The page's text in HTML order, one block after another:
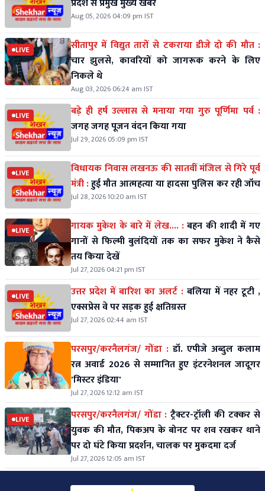
Aug 05, 2026 04:09 pm IST
LIVE
सीतापुर में विद्युत तारों से टकराया डीजे दो की मौत :
चार झुलसे, कावरियों को जागरूक करने के लिए
निकले थे
Aug 03, 2026 06:24 am IST
LIVE
बड़े ही हर्ष उल्लास से मनाया गया गुरु पूर्णिमा पर्व :
जगह जगह पूजन वंदन किया गया
Jul 29, 2026 05:09 pm IST
LIVE
विधायक निवास लखनऊ की सातवीं मंजिल से गिरे पूर्व
मंत्री :हुई मौत आत्महत्या या हादसा पुलिस कर रही जॉच
Jul 28, 2026 10:20 am IST
LIVE गायक मुकेश के बारे में लेख.... :बहन की शादी में गए
गानों से फिल्मी बुलंदियों तक का सफर मुकेश ने कैसे
तय किया देखें
Jul 27, 2026 04:21 pm IST
LIVE उत्तर प्रदेश में बारिश का अलर्ट : बलिया में नहर टूटी ,
एक्सप्रेस वे पर सड़क हुई क्षतिग्रस्त
Jul 27, 2026 02:44 am IST
परसपुर/करनैलगंज/ गोंडा : डॉ. एपीजे अब्दुल कलाम
रत्न अवार्ड 2026 से सम्मानित हुए इंटरनेशनल जादूगर
'मिस्टर इंडिया'
Jul 27, 2026 12:12 am IST
LIVE परसपुर/करनैलगंज/ गोंडा : ट्रैक्टर-ट्रॉली की टक्कर से
युवक की मौत, पिकअप के बोनट पर शव रखकर थाने
पर दो घंटे किया प्रदर्शन, चालक पर मुकदमा दर्ज
Jul 27, 2026 12:05 am IST